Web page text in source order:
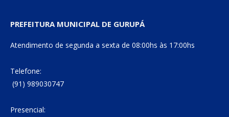
PREFEITURA MUNICIPAL DE GURUPÁ
Atendimento de segunda a sexta de 08:00hs às 17:00hs
Telefone:
(91) 989030747
Presencial: